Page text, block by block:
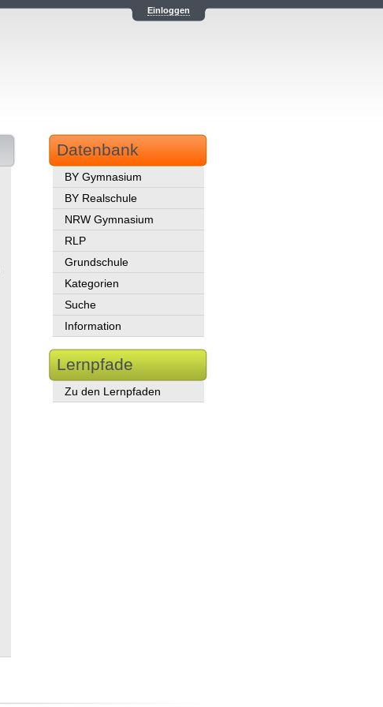
Einloggen
Datenbank
BY Gymnasium
BY Realschule
NRW Gymnasium
RLP
Grundschule
Kategorien
Suche
Information
Lernpfade
Zu den Lernpfaden